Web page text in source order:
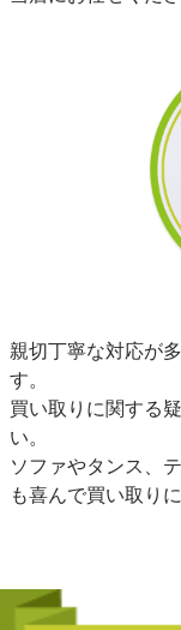
親切丁寧な対応が
す。
買い取りに関する
い。
ソファやタンス、
も喜んで買い取り